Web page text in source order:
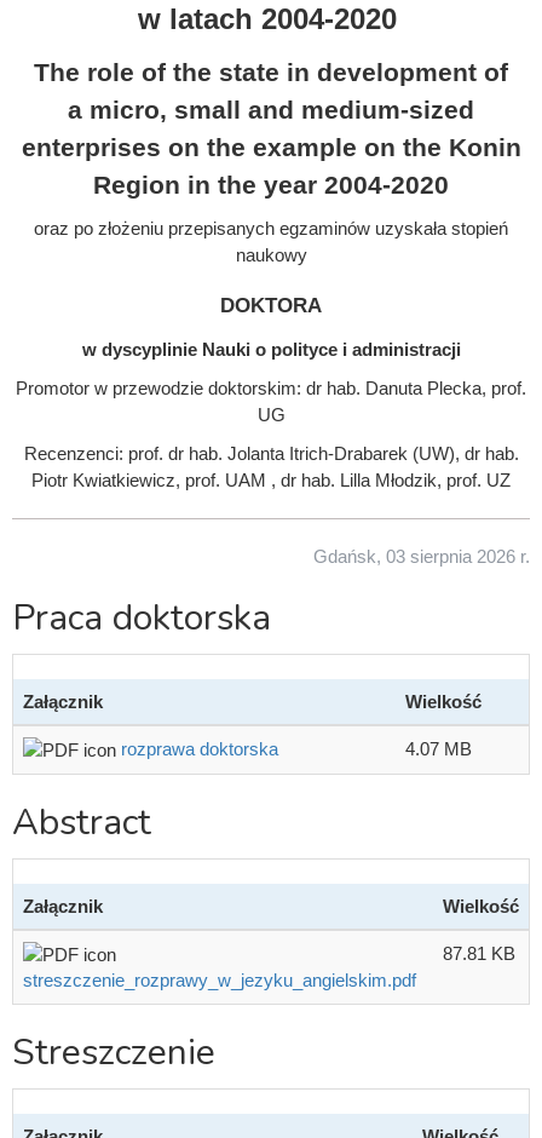
w latach 2004-2020
The role of the state in development of
a micro, small and medium-sized
enterprises on the example on the Konin
Region in the year 2004-2020
oraz po złożeniu przepisanych egzaminów uzyskała stopień
naukowy
doktora
w dyscyplinie Nauki o polityce i administracji
Promotor w przewodzie doktorskim: dr hab. Danuta Plecka, prof.
UG
Recenzenci: prof. dr hab. Jolanta Itrich-Drabarek (UW), dr hab.
Piotr Kwiatkiewicz, prof. UAM , dr hab. Lilla Młodzik, prof. UZ
Gdańsk, 03 sierpnia 2026 r.
Praca doktorska
Załącznik Wielkość
rozprawa doktorska 4.07 MB
Abstract
Załącznik Wielkość
streszczenie_rozprawy_w_jezyku_angielskim.pdf
87.81 KB
Streszczenie